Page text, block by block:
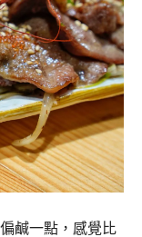
鹹一點，感覺比